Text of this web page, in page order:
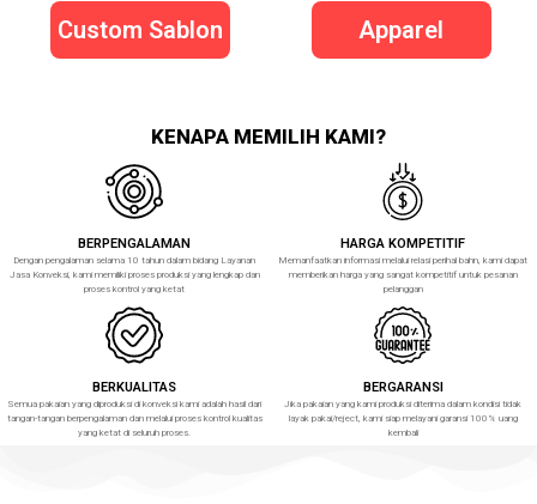
Custom Sablon Apparel
KENAPA MEMILIH KAMI?
BERPENGALAMAN
Dengan pengalaman selama 10 tahun dalam bidang Layanan
Jasa Konveksi, kami memiliki proses produksi yang lengkap dan
proses kontrol yang ketat
HARGA KOMPETITIF
Memanfaatkan informasi melalui relasi perihal bahn, kami dapat
memberikan harga yang sangat kompetitif untuk pesanan
pelanggan
BERKUALITAS
Semua pakaian yang diproduksi di konveksi kami adalah hasil dari
tangan-tangan berpengalaman dan melalui proses kontrol kualitas
yang ketat di seluruh proses.
BERGARANSI
Jika pakaian yang kami produksi diterima dalam kondisi tidak
layak pakai/reject, kami siap melayani garansi 100% uang
kembali